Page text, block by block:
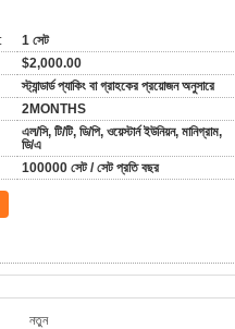
1 সেট
$2,000.00
স্ট্যান্ডার্ড প্যাকিং বা গ্রাহকের প্রয়োজন অনুসারে
2MONTHS
এল/সি, টি/টি, ডি/পি, ওয়েস্টার্ন ইউনিয়ন, মানিগ্রাম,
ডি/এ
100000 সেট / সেট প্রতি বছর
নতুন